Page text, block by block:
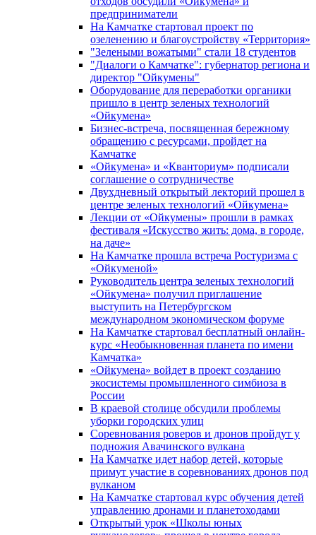
предприниматели
На Камчатке стартовал проект по
озеленению и благоустройству «Территория»
"Зелеными вожатыми" стали 18 студентов
"Диалоги о Камчатке": губернатор региона и
директор "Ойкумены"
Оборудование для переработки органики
пришло в центр зеленых технологий
«Ойкумена»
Бизнес-встреча, посвященная бережному
обращению с ресурсами, пройдет на
Камчатке
«Ойкумена» и «Кванториум» подписали
соглашение о сотрудничестве
Двухдневный открытый лекторий прошел в
центре зеленых технологий «Ойкумена»
Лекции от «Ойкумены» прошли в рамках
фестиваля «Искусство жить: дома, в городе,
на даче»
На Камчатке прошла встреча Ростуризма с
«Ойкуменой»
Руководитель центра зеленых технологий
«Ойкумена» получил приглашение
выступить на Петербургском
международном экономическом форуме
На Камчатке стартовал бесплатный онлайн-
курс «Необыкновенная планета по имени
Камчатка»
«Ойкумена» войдет в проект созданию
экосистемы промышленного симбиоза в
России
В краевой столице обсудили проблемы
уборки городских улиц
Соревнования роверов и дронов пройдут у
подножия Авачинского вулкана
На Камчатке идет набор детей, которые
примут участие в соревнованиях дронов под
вулканом
На Камчатке стартовал курс обучения детей
управлению дронами и планетоходами
Открытый урок «Школы юных